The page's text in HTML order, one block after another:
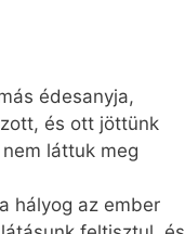
édesanyja,
és ott jöttünk
láttuk meg
hályog az ember